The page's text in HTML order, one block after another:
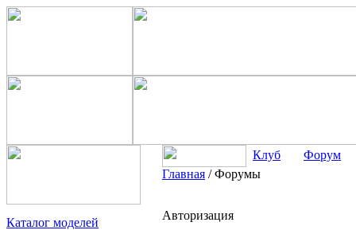
Каталог моделей
Клуб
Форум
Главная /Форумы
Авторизация